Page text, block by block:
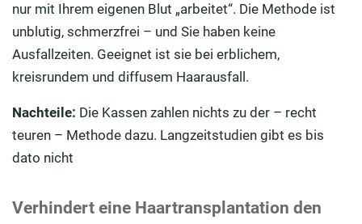
nur mit Ihrem eigenen Blut „arbeitet“. Die Methode ist
unblutig, schmerzfrei – und Sie haben keine
Ausfallzeiten. Geeignet ist sie bei erblichem,
kreisrundem und diffusem Haarausfall.
Nachteile: Die Kassen zahlen nichts zu der – recht
teuren – Methode dazu. Langzeitstudien gibt es bis
dato nicht
Verhindert eine Haartransplantation den